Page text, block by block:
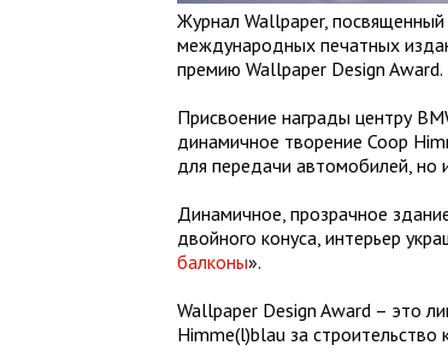
Журнал Wallpaper,
международных печатных
премию Wallpaper Design Award.
Присвоение награды центру
динамичное творение Coop
для передачи автомобилей, но
Динамичное, прозрачное
двойного конуса, интерьер
балконы».
Wallpaper Design Award – это
Himme(l)blau за строительство